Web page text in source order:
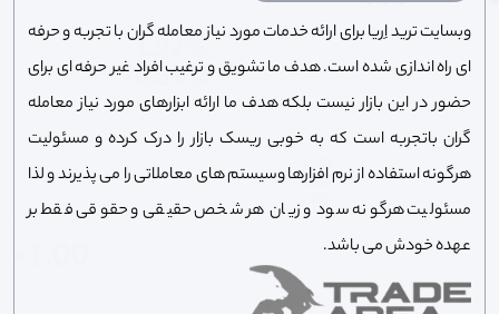
وبسایت ترید اِریا برای ارائه خدمات مورد نیاز معامله گران با تجربه و حرفه
ای راه اندازی شده است. هدف ما تشویق و ترغیب افراد غیر حرفه ای برای
حضور در این بازار نیست بلکه هدف ما ارائه ابزارهای مورد نیاز معامله
گران باتجربه است که به خوبی ریسک بازار را درک کرده و مسئولیت
هرگونه استفاده از نرم افزارها وسیستم های معاملاتی را می پذیرند و لذا
مسئولیت هرگونه سود و زیان هر شخص حقیقی و حقوقی فقط بر
عهده خودش می باشد.